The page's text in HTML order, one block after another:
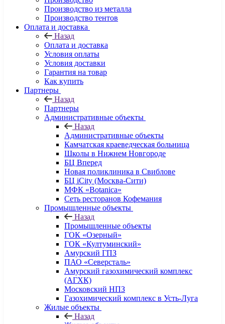
Производство из металла
Производство тентов
Оплата и доставка
Назад
Оплата и доставка
Условия оплаты
Условия доставки
Гарантия на товар
Как купить
Партнеры
Назад
Партнеры
Административные объекты
Назад
Административные объекты
Камчатская краеведческая больница
Школы в Нижнем Новгороде
БЦ Вперед
Новая поликлиника в Свиблове
БЦ iCity (Москва-Сити)
МФК «Botanica»
Сеть ресторанов Кофемания
Промышленные объекты
Назад
Промышленные объекты
ГОК «Озерный»
ГОК «Култуминский»
Амурский ГПЗ
ПАО «Северсталь»
Амурский газохимический комплекс
(АГХК)
Московский НПЗ
Газохимический комплекс в Усть-Луга
Жилые объекты
Назад